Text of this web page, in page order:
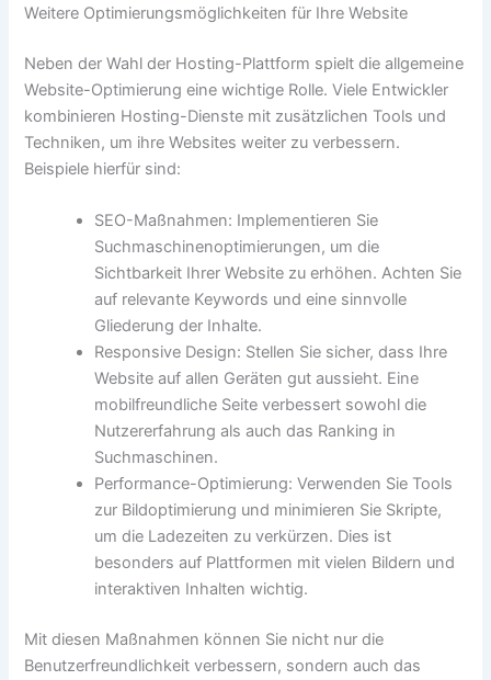
Weitere Optimierungsmöglichkeiten für Ihre Website
Neben der Wahl der Hosting-Plattform spielt die allgemeine
Website-Optimierung eine wichtige Rolle. Viele Entwickler
kombinieren Hosting-Dienste mit zusätzlichen Tools und
Techniken, um ihre Websites weiter zu verbessern.
Beispiele hierfür sind:
SEO-Maßnahmen: Implementieren Sie
Suchmaschinenoptimierungen, um die
Sichtbarkeit Ihrer Website zu erhöhen. Achten Sie
auf relevante Keywords und eine sinnvolle
Gliederung der Inhalte.
Responsive Design: Stellen Sie sicher, dass Ihre
Website auf allen Geräten gut aussieht. Eine
mobilfreundliche Seite verbessert sowohl die
Nutzererfahrung als auch das Ranking in
Suchmaschinen.
Performance-Optimierung: Verwenden Sie Tools
zur Bildoptimierung und minimieren Sie Skripte,
um die Ladezeiten zu verkürzen. Dies ist
besonders auf Plattformen mit vielen Bildern und
interaktiven Inhalten wichtig.
Mit diesen Maßnahmen können Sie nicht nur die
Benutzerfreundlichkeit verbessern, sondern auch das